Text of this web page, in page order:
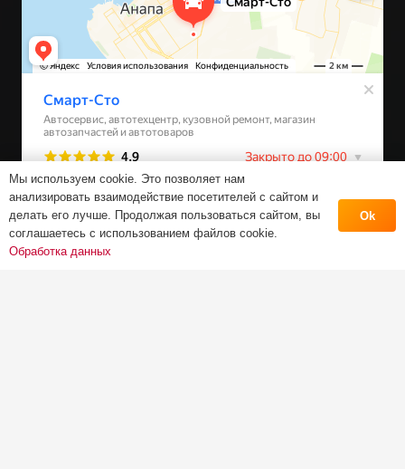
Мы используем cookie. Это позволяет нам
анализировать взаимодействие посетителей с сайтом и
делать его лучше. Продолжая пользоваться сайтом, вы
соглашаетесь с использованием файлов cookie.
Обработка данных
Ok